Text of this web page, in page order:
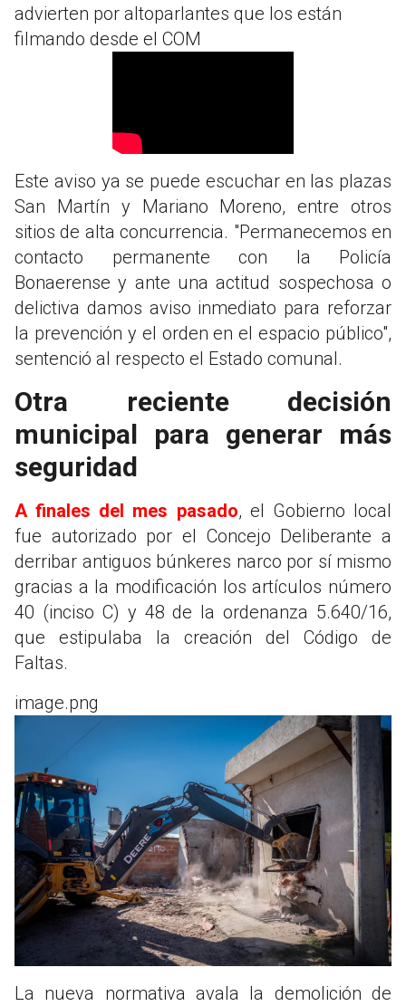
advierten por altoparlantes que los están
filmando desde el COM
Este aviso ya se puede escuchar en las plazas
San Martín y Mariano Moreno, entre otros
sitios de alta concurrencia. "Permanecemos en
contacto permanente con la Policía
Bonaerense y ante una actitud sospechosa o
delictiva damos aviso inmediato para reforzar
la prevención y el orden en el espacio público",
sentenció al respecto el Estado comunal.
Otra reciente decisión
municipal para generar más
seguridad
A finales del mes pasado, el Gobierno local
fue autorizado por el Concejo Deliberante a
derribar antiguos búnkeres narco por sí mismo
gracias a la modificación los artículos número
40 (inciso C) y 48 de la ordenanza 5.640/16,
que estipulaba la creación del Código de
Faltas.
image.png
La nueva normativa avala la demolición de